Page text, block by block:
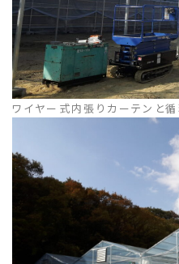
ワイヤー式内張りカーテンと循